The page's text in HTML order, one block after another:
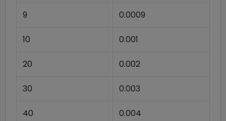
9 0.0009
10 0.001
20 0.002
30 0.003
40 0.004